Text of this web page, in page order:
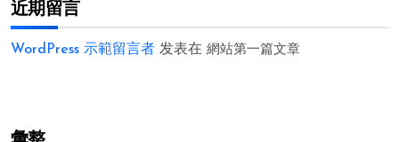
近期留言
WordPress 示範留言者 发表在 網站第一篇文章